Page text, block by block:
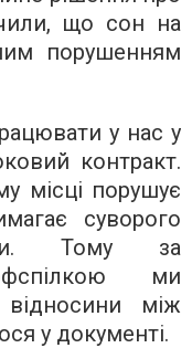
що сон на
порушенням
у нас у
контракт.
місці порушує
суворого
Тому за
ми
між
у документі.